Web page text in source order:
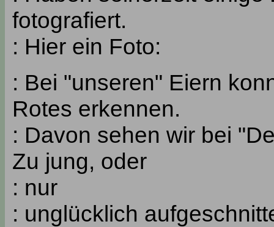
fotografiert.
: Hier ein Foto:
: Bei "unseren" Eiern
Rotes erkennen.
: Davon sehen wir bei
Zu jung, oder
: nur
: unglücklich